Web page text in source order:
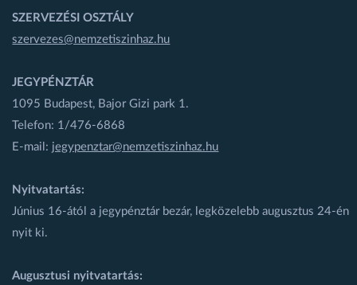
SZERVEZÉSI OSZTÁLY
szervezes@nemzetiszinhaz.hu
JEGYPÉNZTÁR
1095 Budapest, Bajor Gizi park 1.
Telefon: 1/476-6868
E-mail: jegypenztar@nemzetiszinhaz.hu
Nyitvatartás:
Június 16-ától a jegypénztár bezár, legközelebb augusztus 24-én
nyit ki.
Augusztusi nyitvatartás: